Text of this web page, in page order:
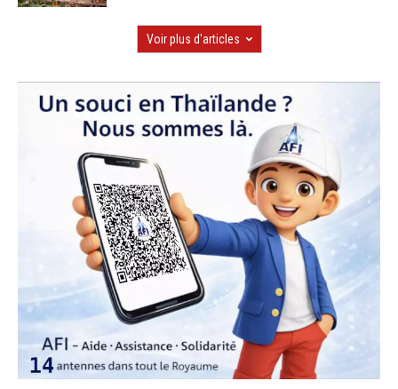
Voir plus d'articles